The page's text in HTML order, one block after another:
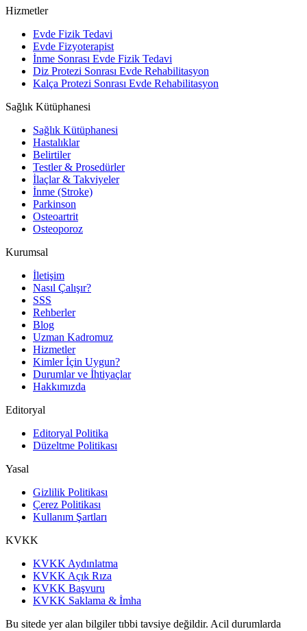
Hizmetler
Evde Fizik Tedavi
Evde Fizyoterapist
İnme Sonrası Evde Fizik Tedavi
Diz Protezi Sonrası Evde Rehabilitasyon
Kalça Protezi Sonrası Evde Rehabilitasyon
Sağlık Kütüphanesi
Sağlık Kütüphanesi
Hastalıklar
Belirtiler
Testler & Prosedürler
İlaçlar & Takviyeler
İnme (Stroke)
Parkinson
Osteoartrit
Osteoporoz
Kurumsal
İletişim
Nasıl Çalışır?
SSS
Rehberler
Blog
Uzman Kadromuz
Hizmetler
Kimler İçin Uygun?
Durumlar ve İhtiyaçlar
Hakkımızda
Editoryal
Editoryal Politika
Düzeltme Politikası
Yasal
Gizlilik Politikası
Çerez Politikası
Kullanım Şartları
KVKK
KVKK Aydınlatma
KVKK Açık Rıza
KVKK Başvuru
KVKK Saklama & İmha
Bu sitede yer alan bilgiler tıbbi tavsiye değildir. Acil durumlarda